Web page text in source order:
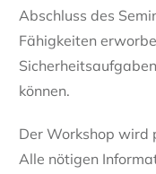
Abschluss des
Fähigkeiten
können.
Der Workshop wird
Alle nötigen